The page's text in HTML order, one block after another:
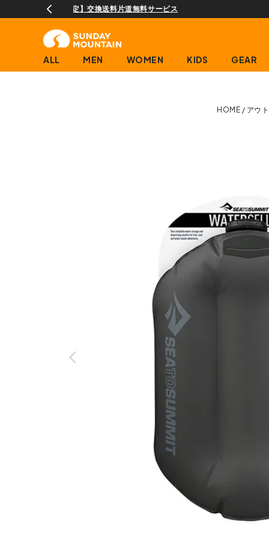
ALL MEN WOMEN KIDS GEAR
HOME アウ